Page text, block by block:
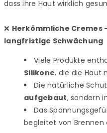
dass ihre Haut wirklich
❌ Herkömmliche
langfristige Schwächung
Viele Produkte
Silikone, die die Haut
Die natürliche
aufgebaut, sondern
Das
begleitet von Brennen